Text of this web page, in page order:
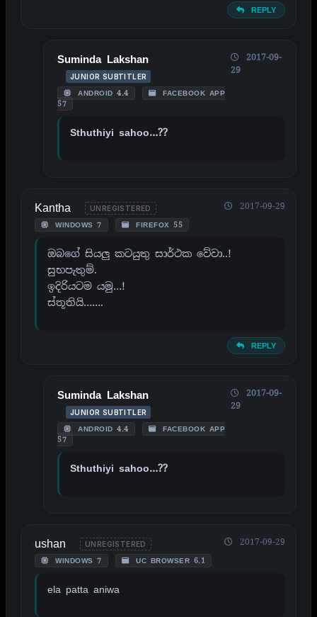
REPLY
Suminda Lakshan
JUNIOR SUBTITLER
ANDROID 4.4
FACEBOOK APP
57
2017-09-
29
Sthuthiyi sahoo…??
Kantha UNREGISTERED
WINDOWS 7 FIREFOX 55
2017-09-29
ඔබගේ සියලු කටයුතු සාර්ථක වේවා..!
සුභපැතුම්.
ඉදිරියටම යමු…!
ස්තූතියි…….
REPLY
Suminda Lakshan
JUNIOR SUBTITLER
ANDROID 4.4
FACEBOOK APP
57
2017-09-
29
Sthuthiyi sahoo…??
ushan UNREGISTERED
WINDOWS 7 UC BROWSER 6.1
2017-09-29
ela patta aniwa